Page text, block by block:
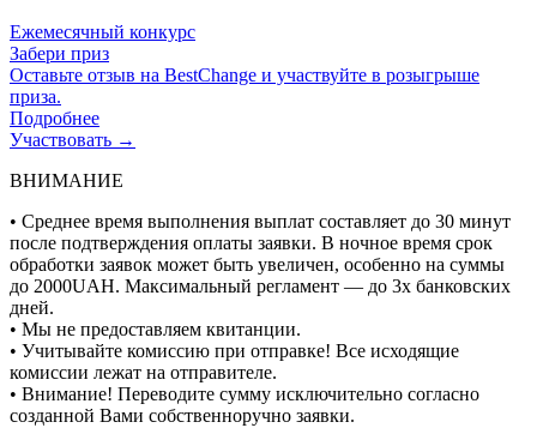
Ежемесячный конкурс
Забери приз
Оставьте отзыв на BestChange и участвуйте в розыгрыше
приза.
Подробнее
Участвовать →
ВНИМАНИЕ
• Среднее время выполнения выплат составляет до 30 минут
после подтверждения оплаты заявки. В ночное время срок
обработки заявок может быть увеличен, особенно на суммы
до 2000UAH. Максимальный регламент — до 3х банковских
дней.
• Мы не предоставляем квитанции.
• Учитывайте комиссию при отправке! Все исходящие
комиссии лежат на отправителе.
• Внимание! Переводите сумму исключительно согласно
созданной Вами собственноручно заявки.